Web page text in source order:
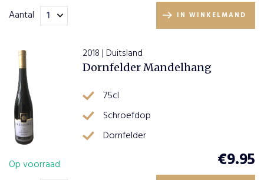
Aantal IN WINKELMAND
2018 | Duitsland
Dornfelder Mandelhang
75cl
Schroefdop
Dornfelder
Op voorraad
€9.95